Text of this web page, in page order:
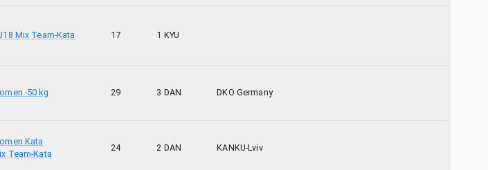
Mix Team-Kata 17 1 KYU
-50 kg 29 3 DAN DKO Germany
Kata
Team-Kata
24 2 DAN KANKU-Lviv